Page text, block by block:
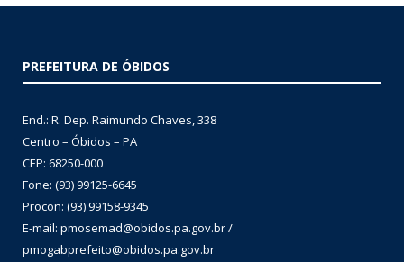
PREFEITURA DE ÓBIDOS
End.: R. Dep. Raimundo Chaves, 338
Centro – Óbidos – PA
CEP: 68250-000
Fone: (93) 99125-6645
Procon: (93) 99158-9345
E-mail: pmosemad@obidos.pa.gov.br /
pmogabprefeito@obidos.pa.gov.br